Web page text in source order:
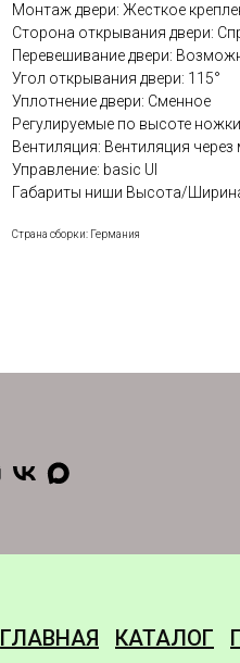
Монтаж двери: Жесткое
Сторона открывания двери:
Перевешивание двери:
Угол открывания двери: 115°
Уплотнение двери: Сменное
Регулируемые по высоте
Вентиляция: Вентиляция через
Управление: basic UI
Габариты ниши Высота/
Страна сборки: Германия
ГЛАВНАЯ КАТАЛОГ